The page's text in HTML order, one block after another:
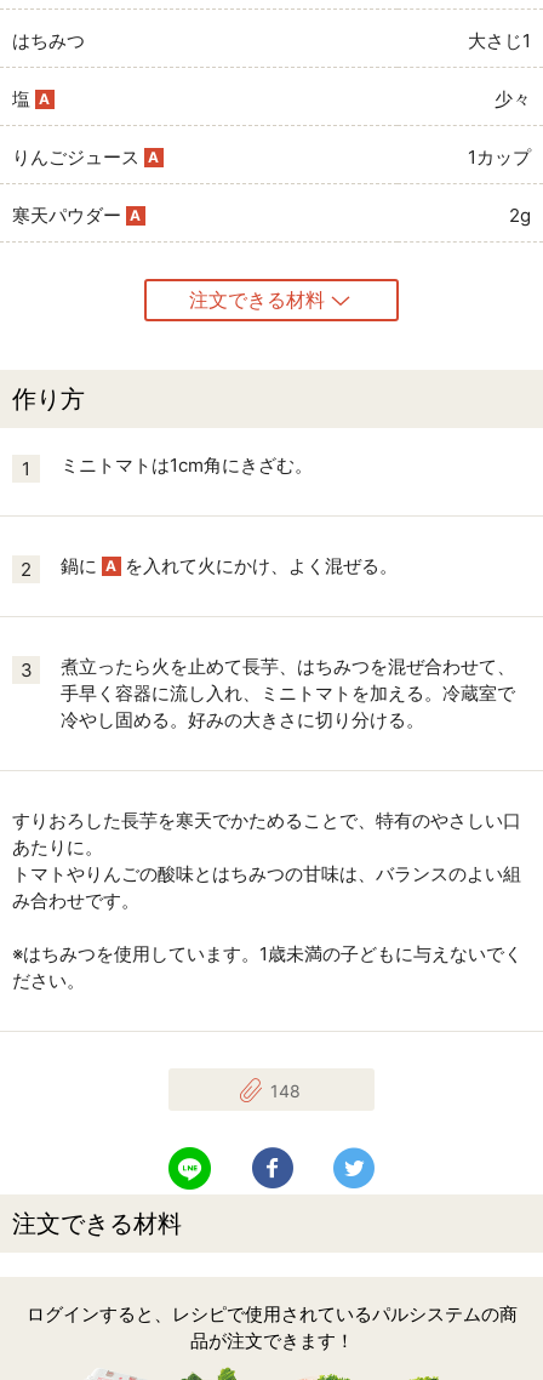
はちみつ 大さじ1
塩 A 少々
りんごジュース A 1カップ
寒天パウダー A 2g
注文できる材料
作り方
1 ミニトマトは1cm角にきざむ。
2 鍋に A を入れて火にかけ、よく混ぜる。
3
煮立ったら火を止めて長芋、はちみつを混ぜ合わせて、
手早く容器に流し入れ、ミニトマトを加える。冷蔵室で
冷やし固める。好みの大きさに切り分ける。
すりおろした長芋を寒天でかためることで、特有のやさしい口
あたりに。
トマトやりんごの酸味とはちみつの甘味は、バランスのよい組
み合わせです。
※はちみつを使用しています。1歳未満の子どもに与えないでく
ださい。
148
LINEで送る Facebookでシェアする
注文できる材料
ログインすると、レシピで使用されているパルシステムの商
品が注文できます！